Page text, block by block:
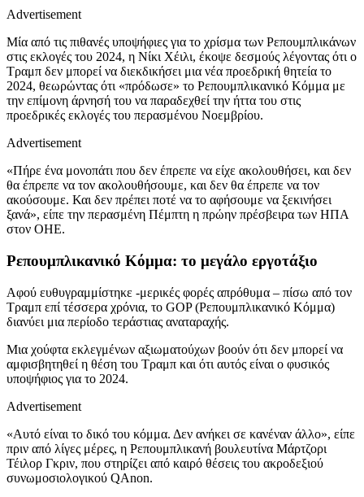
Advertisement
Μία από τις πιθανές υποψήφιες για το χρίσμα των Ρεπουμπλικάνων
στις εκλογές του 2024, η Νίκι Χέιλι, έκοψε δεσμούς λέγοντας ότι ο
Τραμπ δεν μπορεί να διεκδικήσει μια νέα προεδρική θητεία το
2024, θεωρώντας ότι «πρόδωσε» το Ρεπουμπλικανικό Κόμμα με
την επίμονη άρνησή του να παραδεχθεί την ήττα του στις
προεδρικές εκλογές του περασμένου Νοεμβρίου.
Advertisement
«Πήρε ένα μονοπάτι που δεν έπρεπε να είχε ακολουθήσει, και δεν
θα έπρεπε να τον ακολουθήσουμε, και δεν θα έπρεπε να τον
ακούσουμε. Και δεν πρέπει ποτέ να το αφήσουμε να ξεκινήσει
ξανά», είπε την περασμένη Πέμπτη η πρώην πρέσβειρα των ΗΠΑ
στον ΟΗΕ.
Ρεπουμπλικανικό Κόμμα: το μεγάλο εργοτάξιο
Αφού ευθυγραμμίστηκε -μερικές φορές απρόθυμα – πίσω από τον
Τραμπ επί τέσσερα χρόνια, το GOP (Ρεπουμπλικανικό Κόμμα)
διανύει μια περίοδο τεράστιας αναταραχής.
Μια χούφτα εκλεγμένων αξιωματούχων βοούν ότι δεν μπορεί να
αμφισβητηθεί η θέση του Τραμπ και ότι αυτός είναι ο φυσικός
υποψήφιος για το 2024.
Advertisement
«Αυτό είναι το δικό του κόμμα. Δεν ανήκει σε κανέναν άλλο», είπε
πριν από λίγες μέρες, η Ρεπουμπλικανή βουλευτίνα Μάρτζορι
Τέιλορ Γκριν, που στηρίζει από καιρό θέσεις του ακροδεξιού
συνωμοσιολογικού QAnon.